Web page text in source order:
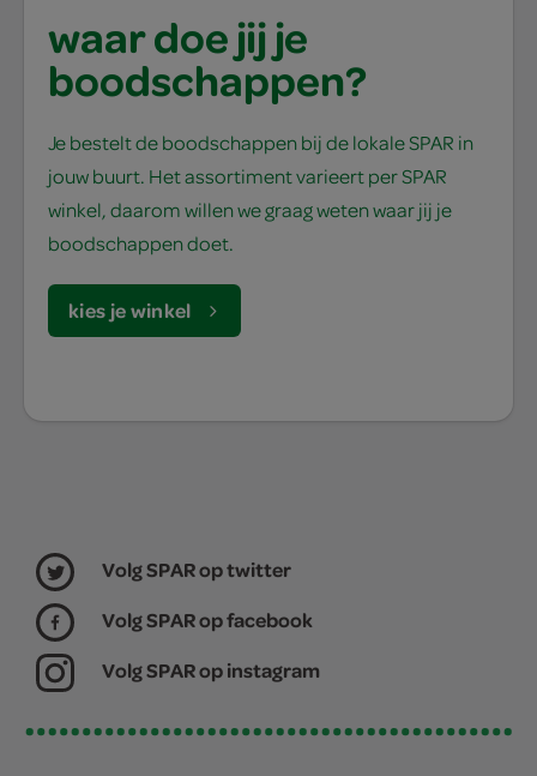
waar doe jij je
boodschappen?
Je bestelt de boodschappen bij de lokale SPAR in
jouw buurt. Het assortiment varieert per SPAR
winkel, daarom willen we graag weten waar jij je
boodschappen doet.
kies je winkel
Volg SPAR op twitter
Volg SPAR op facebook
Volg SPAR op instagram